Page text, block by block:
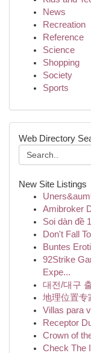
News
Recreation
Reference
Science
Shopping
Society
Sports
Web Directory
New Site Listings
Amibroker
Soi dàn đề
Don't Fall
Buntes
92Strike
Expe...
대전/대구
地理位置专
Villas para
Receptor
Crown of
Check The